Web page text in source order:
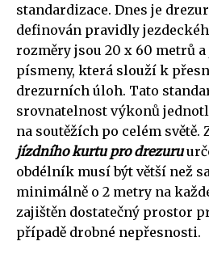
standardizace. Dnes je
definován pravidly
rozměry jsou 20 x 60 metrů a
písmeny, která slouží k
drezurních úloh. Tato
srovnatelnost výkonů
na soutěžích po celém světě.
jízdního kurtu pro drezuru
obdélník musí být větší než
minimálně o 2 metry na
zajištěn dostatečný prostor
případě drobné nepřesnosti.